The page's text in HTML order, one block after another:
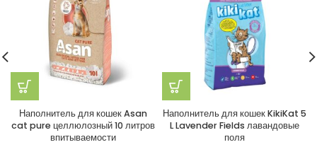
Наполнитель для кошек Asan
cat pure целлюлозный 10 литров
впитываемости
Наполнитель для кошек KikiKat 5
L Lavender Fields лавандовые
поля